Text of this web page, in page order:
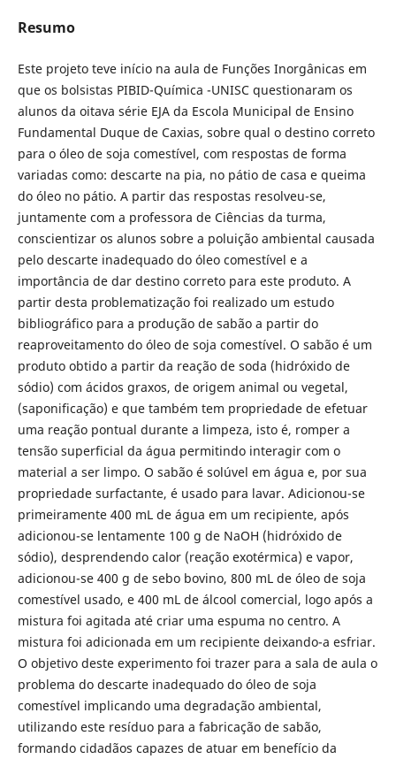
Resumo
Este projeto teve início na aula de Funções Inorgânicas em
que os bolsistas PIBID-Química -UNISC questionaram os
alunos da oitava série EJA da Escola Municipal de Ensino
Fundamental Duque de Caxias, sobre qual o destino correto
para o óleo de soja comestível, com respostas de forma
variadas como: descarte na pia, no pátio de casa e queima
do óleo no pátio. A partir das respostas resolveu-se,
juntamente com a professora de Ciências da turma,
conscientizar os alunos sobre a poluição ambiental causada
pelo descarte inadequado do óleo comestível e a
importância de dar destino correto para este produto. A
partir desta problematização foi realizado um estudo
bibliográfico para a produção de sabão a partir do
reaproveitamento do óleo de soja comestível. O sabão é um
produto obtido a partir da reação de soda (hidróxido de
sódio) com ácidos graxos, de origem animal ou vegetal,
(saponificação) e que também tem propriedade de efetuar
uma reação pontual durante a limpeza, isto é, romper a
tensão superficial da água permitindo interagir com o
material a ser limpo. O sabão é solúvel em água e, por sua
propriedade surfactante, é usado para lavar. Adicionou-se
primeiramente 400 mL de água em um recipiente, após
adicionou-se lentamente 100 g de NaOH (hidróxido de
sódio), desprendendo calor (reação exotérmica) e vapor,
adicionou-se 400 g de sebo bovino, 800 mL de óleo de soja
comestível usado, e 400 mL de álcool comercial, logo após a
mistura foi agitada até criar uma espuma no centro. A
mistura foi adicionada em um recipiente deixando-a esfriar.
O objetivo deste experimento foi trazer para a sala de aula o
problema do descarte inadequado do óleo de soja
comestível implicando uma degradação ambiental,
utilizando este resíduo para a fabricação de sabão,
formando cidadãos capazes de atuar em benefício da